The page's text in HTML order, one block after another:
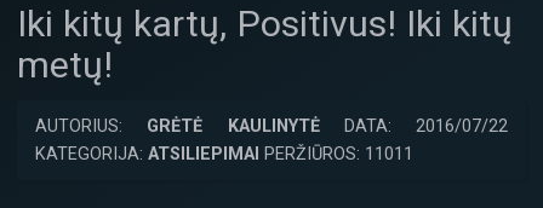
Iki kitų kartų, Positivus! Iki kitų
metų!
AUTORIUS: GRĖTĖ KAULINYTĖDATA: 2016/07/22
KATEGORIJA: ATSILIEPIMAI PERŽIŪROS: 11011